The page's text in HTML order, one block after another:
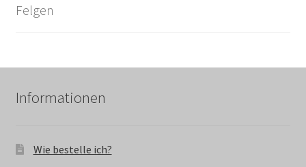
Felgen
Informationen
Wie bestelle ich?